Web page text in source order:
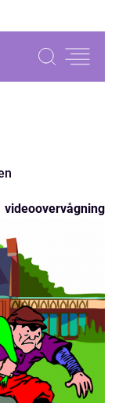
videoovervågning